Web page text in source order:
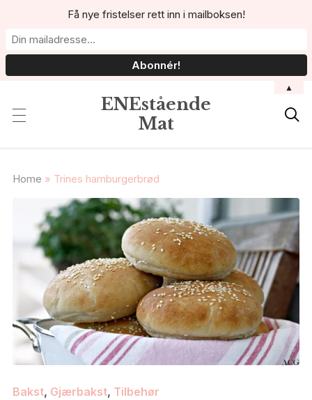
ENEstående
Mat

Home » Trines hamburgerbrød
Bakst, Gjærbakst, Tilbehør
Få nye fristelser rett inn i mailboksen!
▲